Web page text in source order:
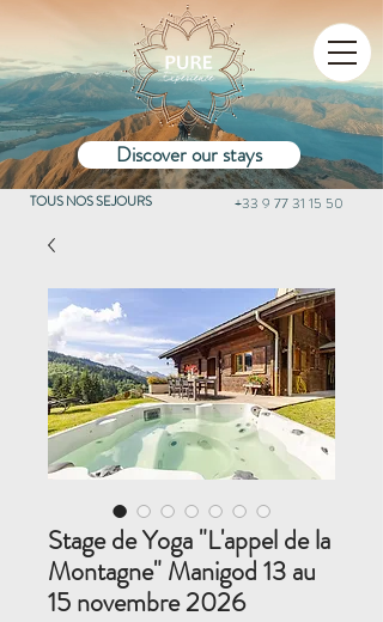
Discover our stays
+33 9 77 31 15 50
TOUS NOS SEJOURS
Stage de Yoga "L'appel de la
Montagne" Manigod 13 au
15 novembre 2026